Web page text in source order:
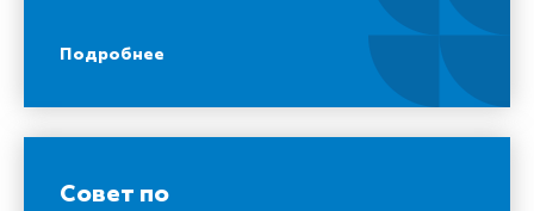
Подробнее
Совет по